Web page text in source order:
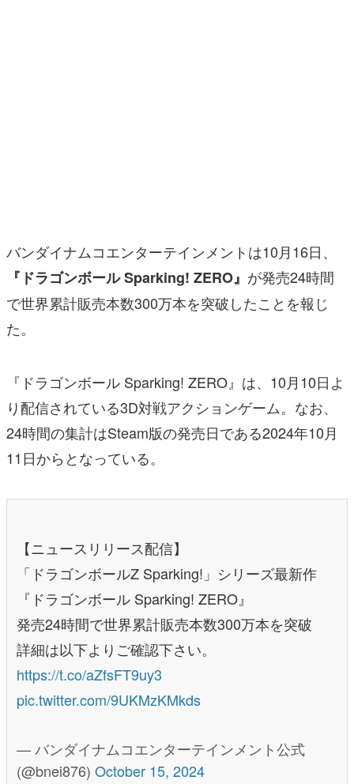
その他
電ファミニコゲーマーとは？
バンダイナムコエンターテインメントは10月16日、
『ドラゴンボール Sparking! ZERO』 が発売24時間
で世界累計販売本数300万本を突破したことを報じ
た。
『ドラゴンボール Sparking! ZERO』は、10月10日よ
り配信されている3D対戦アクションゲーム。なお、
24時間の集計はSteam版の発売日である2024年10月
11日からとなっている。
【ニュースリリース配信】
「ドラゴンボールZ Sparking!」シリーズ最新作
『ドラゴンボール Sparking! ZERO』
発売24時間で世界累計販売本数300万本を突破
詳細は以下よりご確認下さい。
https://t.co/aZfsFT9uy3
pic.twitter.com/9UKMzKMkds
— バンダイナムコエンターテインメント公式
(@bnei876) October 15, 2024